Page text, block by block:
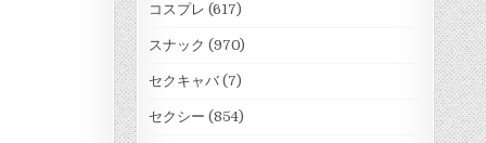
コスプレ (617)
スナック (970)
セクキャバ(7)
セクシー (854)